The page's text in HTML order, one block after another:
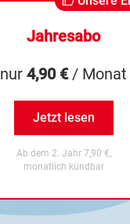
Jahresabo
nur4,90 €/ Monat
Jetzt lesen
Ab dem 2. Jahr 7,90 €,
monatlich kündbar